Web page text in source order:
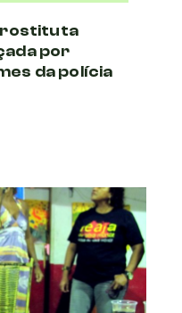
por
da polícia